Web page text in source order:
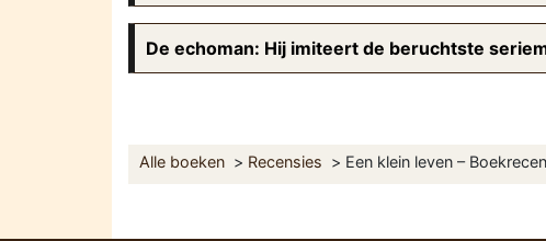
De echoman: Hij imiteert de beruchtste
Alle boeken Recensies Een klein leven –